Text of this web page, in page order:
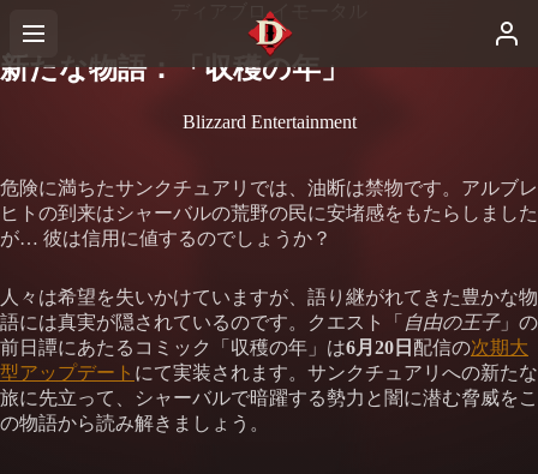
ディアブロ イモータル
新たな物語：「収穫の年」
Blizzard Entertainment
危険に満ちたサンクチュアリでは、油断は禁物です。アルブレ
ヒトの到来はシャーバルの荒野の民に安堵感をもたらしました
が… 彼は信用に値するのでしょうか？
人々は希望を失いかけていますが、語り継がれてきた豊かな物
語には真実が隠されているのです。クエスト「 自由の王子」の
前日譚にあたるコミック「収穫の年」は6月20日 配信の次期大
型アップデート にて実装されます。サンクチュアリへの新たな
旅に先立って、シャーバルで暗躍する勢力と闇に潜む脅威をこ
の物語から読み解きましょう。